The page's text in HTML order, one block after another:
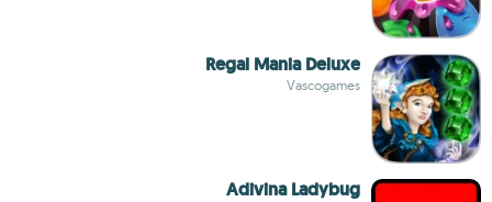
Regal Mania Deluxe
Vascogames
Adivina Ladybug